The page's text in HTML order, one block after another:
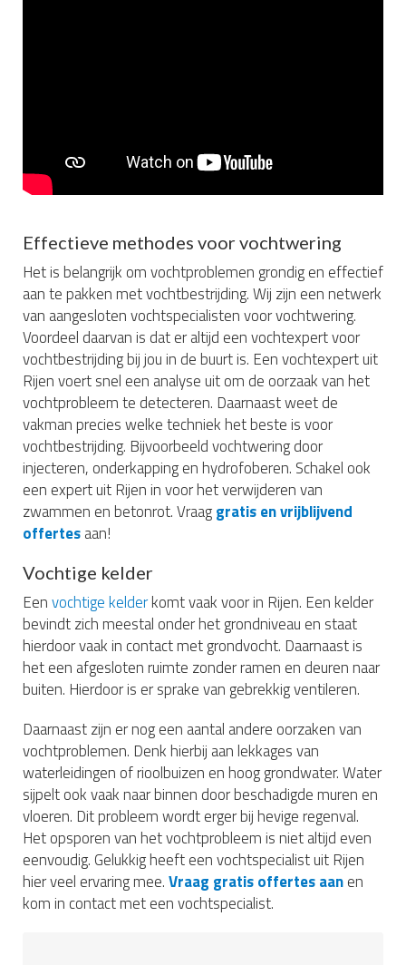
Effectieve methodes voor vochtwering
Het is belangrijk om vochtproblemen grondig en effectief
aan te pakken met vochtbestrijding. Wij zijn een netwerk
van aangesloten vochtspecialisten voor vochtwering.
Voordeel daarvan is dat er altijd een vochtexpert voor
vochtbestrijding bij jou in de buurt is. Een vochtexpert uit
Rijen voert snel een analyse uit om de oorzaak van het
vochtprobleem te detecteren. Daarnaast weet de
vakman precies welke techniek het beste is voor
vochtbestrijding. Bijvoorbeeld vochtwering door
injecteren, onderkapping en hydrofoberen. Schakel ook
een expert uit Rijen in voor het verwijderen van
zwammen en betonrot. Vraaggratis en vrijblijvend
offertesaan!
Vochtige kelder
Eenvochtige kelderkomt vaak voor in Rijen. Een kelder
bevindt zich meestal onder het grondniveau en staat
hierdoor vaak in contact met grondvocht. Daarnaast is
het een afgesloten ruimte zonder ramen en deuren naar
buiten. Hierdoor is er sprake van gebrekkig ventileren.
Daarnaast zijn er nog een aantal andere oorzaken van
vochtproblemen. Denk hierbij aan lekkages van
waterleidingen of rioolbuizen en hoog grondwater. Water
sijpelt ook vaak naar binnen door beschadigde muren en
vloeren. Dit probleem wordt erger bij hevige regenval.
Het opsporen van het vochtprobleem is niet altijd even
eenvoudig. Gelukkig heeft een vochtspecialist uit Rijen
hier veel ervaring mee.Vraag gratis offertes aanen
kom in contact met een vochtspecialist.